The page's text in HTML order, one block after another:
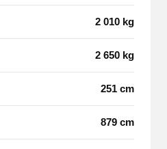
2 010 kg
2 650 kg
251 cm
879 cm